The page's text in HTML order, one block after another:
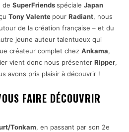
de SuperFriendsspéciale Japan
Tony Valente pour Radiant, nous
de la création française – et du
jeune auteur talentueux qui
créateur complet chez Ankama,
vient donc nous présenter Ripper,
avons pris plaisir à découvrir !
FAIRE DÉCOUVRIR
Tonkam, en passant par son 2e